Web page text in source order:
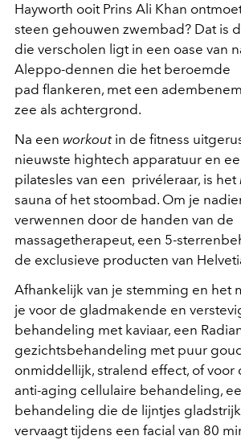
Hayworth ooit Prins Ali Khan
steen gehouwen zwembad? Dat is
die verscholen ligt in een oase van
Aleppo-dennen die het beroemde
pad flankeren, met een
zee als achtergrond.
Na een workout in de fitness
nieuwste hightech apparatuur en
pilatesles van een privéleraar, is het
sauna of het stoombad. Om je
verwennen door de handen van de
massagetherapeut, een 5-
de exclusieve producten van
Afhankelijk van je stemming en het
je voor de gladmakende en
behandeling met kaviaar, een
gezichtsbehandeling met puur
onmiddellijk, stralend effect, of voor
anti-aging cellulaire behandeling,
behandeling die de lijntjes
vervaagt tijdens een facial van 80